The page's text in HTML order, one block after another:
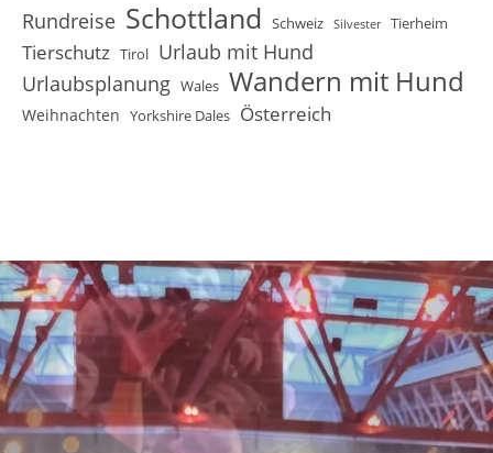
Rundreise Schottland Schweiz Silvester Tierheim
Tierschutz Tirol Urlaub mit Hund
Urlaubsplanung Wales Wandern mit Hund
Weihnachten Yorkshire Dales Österreich